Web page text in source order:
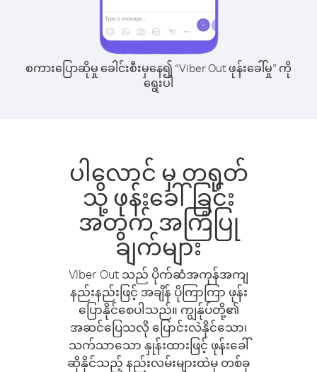
စကားပြောဆိုမှု ခေါင်းစီးမှနေ၍ “Viber Out ဖုန်းခေါ်မှု” ကို
ရွေးပါ
ပါလောင် မှ တရုတ်
သို့ ဖုန်းခေါ်ခြင်း
အတွက် အကြံပြု
ချက်များ
Viber Out သည် ပိုက်ဆံအကုန်အကျ
နည်းနည်းဖြင့် အချိန် ပိုကြာကြာ ဖုန်း
ပြောနိုင်စေပါသည်။ ကျွန်ုပ်တို့၏
အဆင်ပြေသလို ပြောင်းလဲနိုင်သော၊
သက်သာသော နှုန်းထားဖြင့် ဖုန်းခေါ်
ဆိုနိုင်သည့် နည်းလမ်းများထဲမှ တစ်ခု